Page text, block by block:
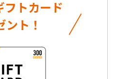
フトカード
ント！